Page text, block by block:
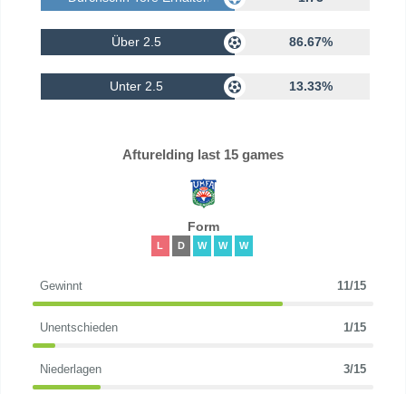
Über 2.5 86.67%
Unter 2.5 13.33%
Afturelding last 15 games
Form
L D W W W
Gewinnt 11/15
Unentschieden 1/15
Niederlagen 3/15